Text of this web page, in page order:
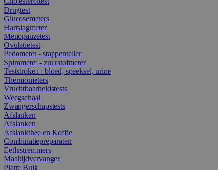
Drugtest
Glucosemeters
Hartslagmeter
Menopauzetest
Ovulatietest
Pedometer - stappenteller
Spirometer - zuurstofmeter
Teststroken : bloed, speeksel, urine
Thermometers
Vruchtbaarheidstests
Weegschaal
Zwangerschapstests
Afslanken
Afslanken
Afslankthee en Koffie
Combinatiepreparaten
Eetlustremmers
Maaltijdvervanger
Platte Buik